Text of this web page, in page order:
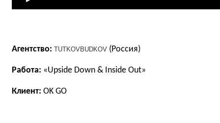
Агентство: TUTKOVBUDKOV (Россия)
Работа: «Upside Down & Inside Out»
Клиент: OK GO